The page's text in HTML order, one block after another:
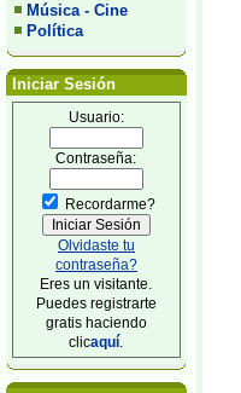
Música - Cine
Política
Iniciar Sesión
Usuario:
Contraseña:
Recordarme?
Olvidaste tu
contraseña?
Eres un visitante.
Puedes registrarte
gratis haciendo
clicaquí